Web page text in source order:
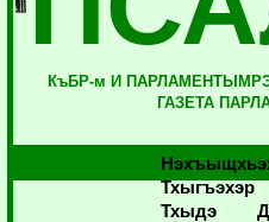
КъБР-м И
ГАЗЕТА
Тхыгъэхэр
Тхыдэ